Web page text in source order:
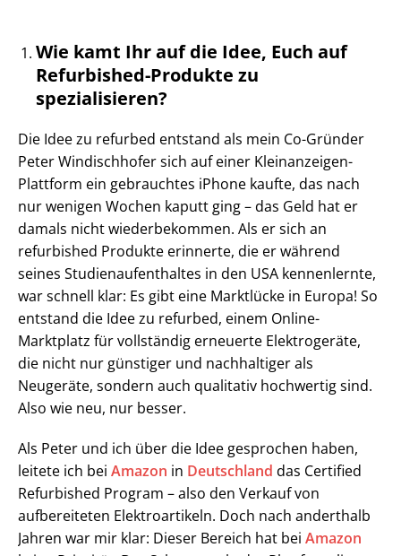
Wie kamt Ihr auf die Idee, Euch auf
Refurbished-Produkte zu
spezialisieren?
Die Idee zu refurbed entstand als mein Co-Gründer
Peter Windischhofer sich auf einer Kleinanzeigen-
Plattform ein gebrauchtes iPhone kaufte, das nach
nur wenigen Wochen kaputt ging – das Geld hat er
damals nicht wiederbekommen. Als er sich an
refurbished Produkte erinnerte, die er während
seines Studienaufenthaltes in den USA kennenlernte,
war schnell klar: Es gibt eine Marktlücke in Europa! So
entstand die Idee zu refurbed, einem Online-
Marktplatz für vollständig erneuerte Elektrogeräte,
die nicht nur günstiger und nachhaltiger als
Neugeräte, sondern auch qualitativ hochwertig sind.
Also wie neu, nur besser.
Als Peter und ich über die Idee gesprochen haben,
leitete ich bei Amazon in Deutschland das Certified
Refurbished Program – also den Verkauf von
aufbereiteten Elektroartikeln. Doch nach anderthalb
Jahren war mir klar: Dieser Bereich hat bei Amazon